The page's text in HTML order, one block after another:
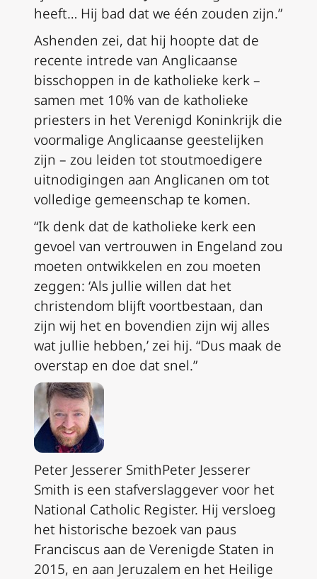
heeft… Hij bad dat we één zouden zijn.”
Ashenden zei, dat hij hoopte dat de
recente intrede van Anglicaanse
bisschoppen in de katholieke kerk –
samen met 10% van de katholieke
priesters in het Verenigd Koninkrijk die
voormalige Anglicaanse geestelijken
zijn – zou leiden tot stoutmoedigere
uitnodigingen aan Anglicanen om tot
volledige gemeenschap te komen.
“Ik denk dat de katholieke kerk een
gevoel van vertrouwen in Engeland zou
moeten ontwikkelen en zou moeten
zeggen: ‘Als jullie willen dat het
christendom blijft voortbestaan, dan
zijn wij het en bovendien zijn wij alles
wat jullie hebben,’ zei hij. “Dus maak de
overstap en doe dat snel.”
Peter Jesserer SmithPeter Jesserer
Smith is een stafverslaggever voor het
National Catholic Register. Hij versloeg
het historische bezoek van paus
Franciscus aan de Verenigde Staten in
2015, en aan Jeruzalem en het Heilige